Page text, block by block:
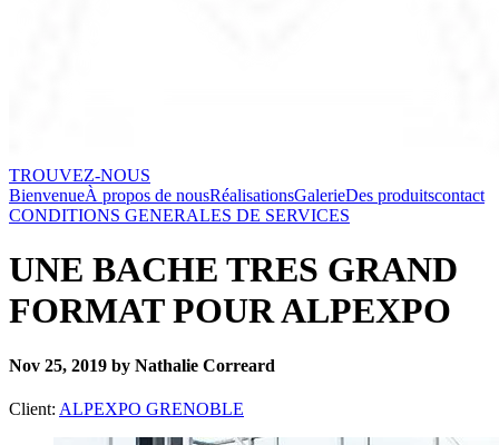
TROUVEZ-NOUS
BienvenueÀ propos de nousRéalisationsGalerieDes produitscontact
CONDITIONS GENERALES DE SERVICES
UNE BACHE TRES GRAND
FORMAT POUR ALPEXPO
Nov 25, 2019 by Nathalie Correard
Client: ALPEXPO GRENOBLE